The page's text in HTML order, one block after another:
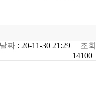
날짜: 20-11-30 21:29 조회
14100